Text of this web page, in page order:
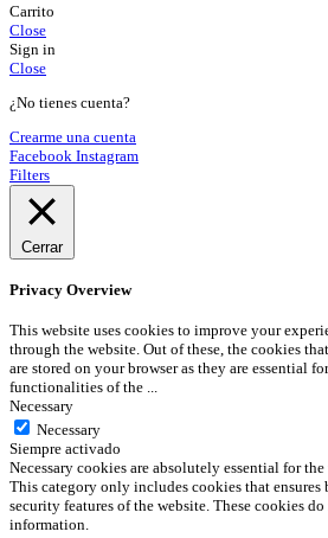
Carrito
Close
Sign in
Close
¿No tienes cuenta?
Crearme una cuenta
Facebook Instagram
Filters
Cerrar
Privacy Overview
This website uses cookies to improve your
through the website. Out of these, the cookies
are stored on your browser as they are essential
functionalities of the
Necessary
Necessary
Siempre activado
Necessary cookies are absolutely essential for
This category only includes cookies that
security features of the website. These cookies
information.